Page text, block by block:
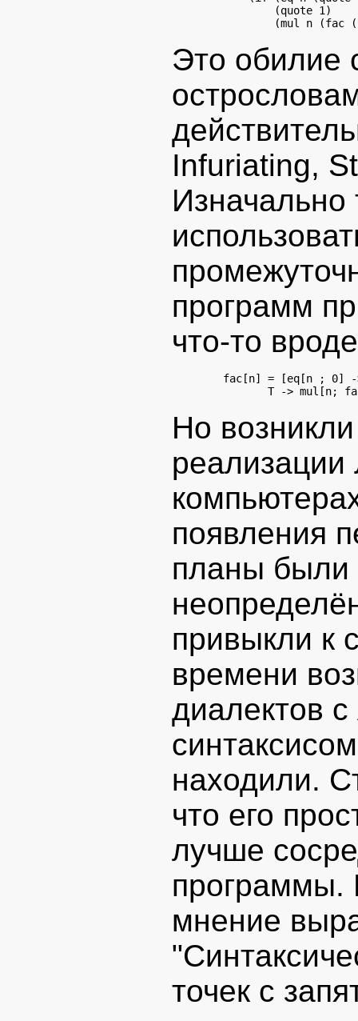
                (quote 1)
Это обилие
Infuriating,
Изначально
программ
что-то
fac[n] = [eq[n ; 0]
Но
реализации
появления
планы были
привыкли к
времени
диалектов
находили.
что его
лучше
программы.
мнение
точек с